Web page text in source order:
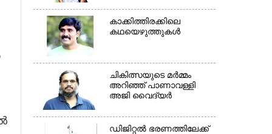
കാക്കിത്തിരക്കിലെ
കഥയെഴുത്തുകൾ
ചികിത്സയുടെ മർമ്മം
അറിഞ്ഞ് പാണാവള്ളി
അജി വൈദ്യർ
ഡിജിറ്റൽ ഭരണത്തിലേക്ക്